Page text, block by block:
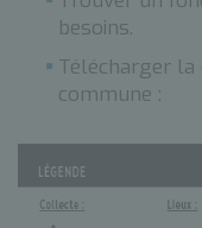
besoins.
Télécharger
commune :